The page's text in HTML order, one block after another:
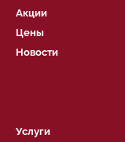
Акции
Цены
Новости
Услуги